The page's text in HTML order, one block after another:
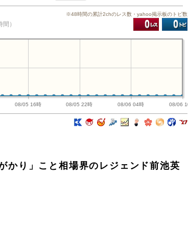
間）
※48時間の累計2chのレス数・yahoo掲示板のトピ数
08/05 16時 08/05 22時 08/06 04時 08/06
かり」こと相場界のレジェンド前池英